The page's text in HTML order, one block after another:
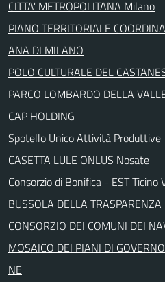
CITTA' METROPOLITANA Milano
PIANO TERRITORIALE
ANA DI MILANO
POLO CULTURALE DEL
PARCO LOMBARDO DELLA
CAP HOLDING
Spotello Unico Attività Produttive
CASETTA LULE ONLUS Nosate
Consorzio di Bonifica - EST Ticino
BUSSOLA DELLA TRASPARENZA
CONSORZIO DEI COMUNI DEI
MOSAICO DEI PIANI DI
NE